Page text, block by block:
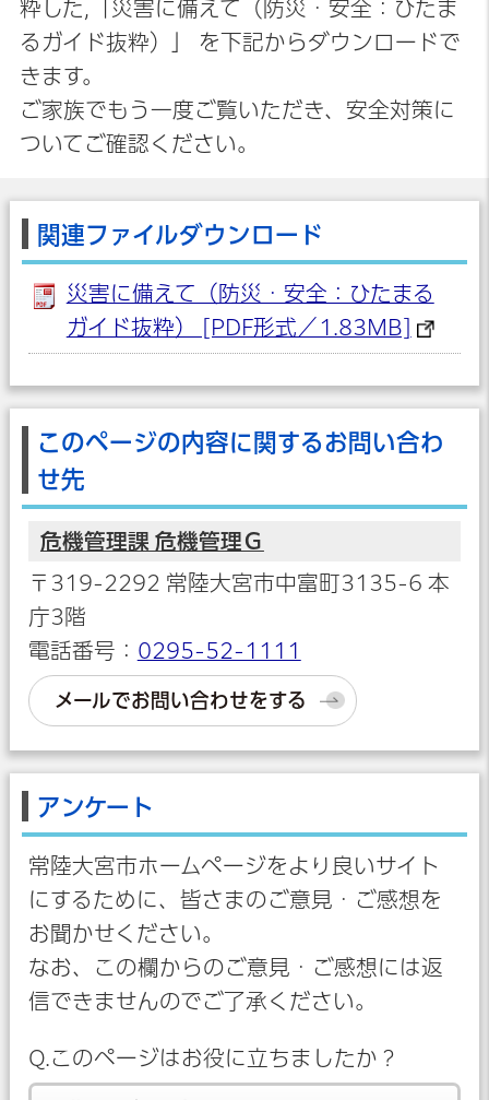
粋した,「災害に備えて（防災・安全：ひたま
るガイド抜粋）」 を下記からダウンロードで
きます。
ご家族でもう一度ご覧いただき、安全対策に
ついてご確認ください。
関連ファイルダウンロード
災害に備えて（防災・安全：ひたまる
ガイド抜粋） [PDF形式／1.83MB]
このページの内容に関するお問い合わ
せ先
危機管理課 危機管理Ｇ
〒319-2292 常陸大宮市中富町3135-6 本
庁3階
電話番号： 0295-52-1111
メールでお問い合わせをする
アンケート
常陸大宮市ホームページをより良いサイト
にするために、皆さまのご意見・ご感想を
お聞かせください。
なお、この欄からのご意見・ご感想には返
信できませんのでご了承ください。
Q.このページはお役に立ちましたか？